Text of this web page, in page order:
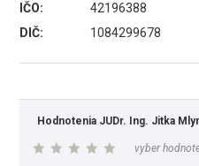
IČO:
42196388
DIČ:
1084299678
Hodnotenia JUDr. Ing. Jitka
vyber